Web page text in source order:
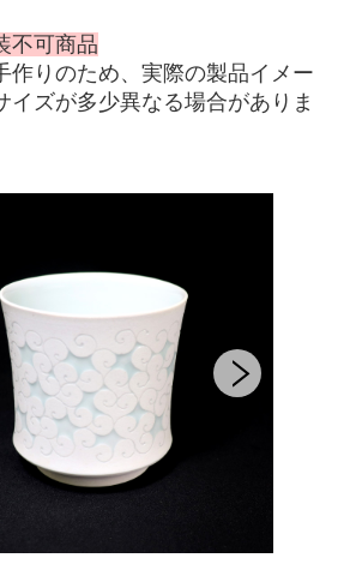
不可商品
りのため、実際の製品イメー
イズが多少異なる場合がありま